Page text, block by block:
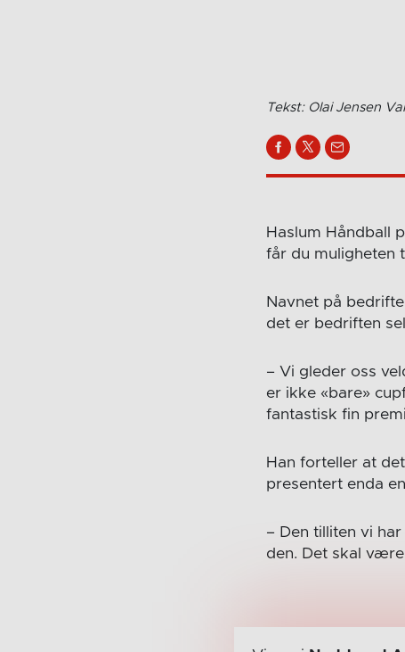
Tekst: Olai Jensen
Haslum Håndball
får du muligheten
Navnet på
det er bedriften
– Vi gleder oss
er ikke «bare»
fantastisk fin
Han forteller at
presentert enda
– Den tilliten vi
den. Det skal